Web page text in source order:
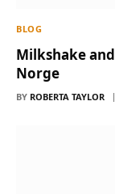
BLOG
Milkshake
Norge
BY ROBERTA TAYLOR